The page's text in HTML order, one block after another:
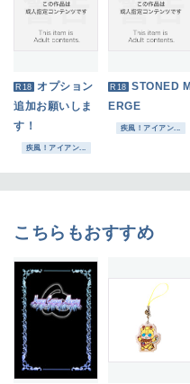
R18 オプション
追加お願いしま
す！
疾風！アイアン...
R18 STONED M
ERGE
疾風！アイアン...
こちらもおすすめ